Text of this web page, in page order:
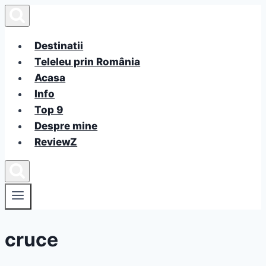
to
contentDestinatii
Teleleu prin România
Acasa
Info
Top 9
Despre mine
ReviewZ
cruce